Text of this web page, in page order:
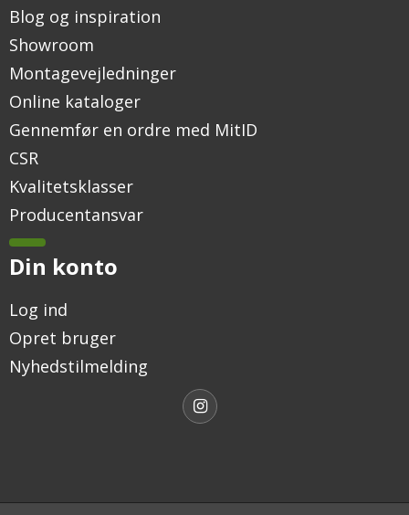
Blog og inspiration
Showroom
Montagevejledninger
Online kataloger
Gennemfør en ordre med MitID
CSR
Kvalitetsklasser
Producentansvar
Din konto
Log ind
Opret bruger
Nyhedstilmelding